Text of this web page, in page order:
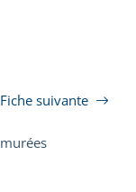
Fiche suivante